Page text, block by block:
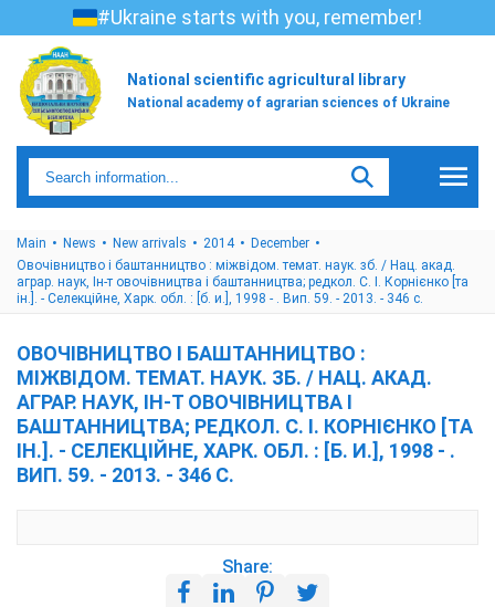
#Ukraine starts with you, remember!
National scientific agricultural library
National academy of agrarian sciences of Ukraine
Main News New arrivals 2014
December
Овочівництво і баштанництво : міжвідом. темат. наук. зб. / Нац. акад.
аграр. наук, Ін-т овочівництва і баштанництва; редкол. С. І. Корнієнко [та
ін.]. - Селекційне, Харк. обл. : [б. и.], 1998 - . Вип. 59. - 2013. - 346 с.
ОВОЧІВНИЦТВО І БАШТАННИЦТВО :
МІЖВІДОМ. ТЕМАТ. НАУК. ЗБ. / НАЦ. АКАД.
АГРАР. НАУК, ІН-Т ОВОЧІВНИЦТВА І
БАШТАННИЦТВА; РЕДКОЛ. С. І. КОРНІЄНКО [ТА
ІН.]. - СЕЛЕКЦІЙНЕ, ХАРК. ОБЛ. : [Б. И.], 1998 - .
ВИП. 59. - 2013. - 346 С.
Share: